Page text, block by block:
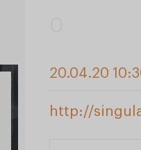
20.04.20
http://